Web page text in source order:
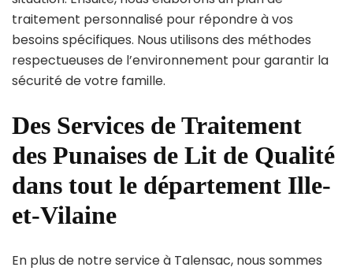
traitement personnalisé pour répondre à vos
besoins spécifiques. Nous utilisons des méthodes
respectueuses de l’environnement pour garantir la
sécurité de votre famille.
Des Services de Traitement
des Punaises de Lit de Qualité
dans tout le département Ille-
et-Vilaine
En plus de notre service à Talensac, nous sommes